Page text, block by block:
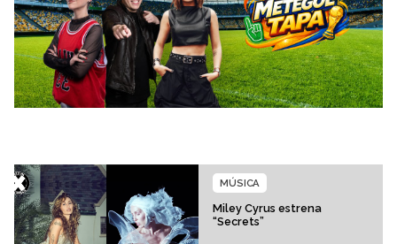
Miley Cyrus estrena
“Secrets”
MÚSICA